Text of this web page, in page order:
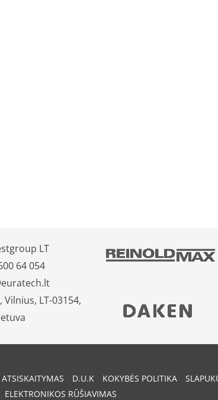
LT
64 054
Vilnius, LT-03154,
ATSISKAITYMAS D.U.K KOKYBĖS POLITIKA
ELEKTRONIKOS RŪŠIAVIMAS